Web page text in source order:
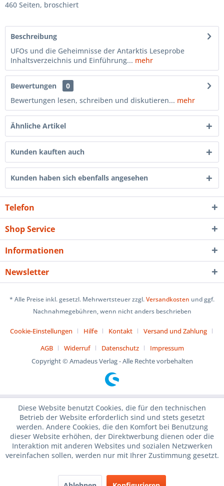
460 Seiten, broschiert
Beschreibung
UFOs und die Geheimnisse der Antarktis Leseprobe
Inhaltsverzeichnis und Einführung... mehr
Bewertungen
0
Bewertungen lesen, schreiben und diskutieren... mehr
Ähnliche Artikel
Kunden kauften auch
Kunden haben sich ebenfalls angesehen
Telefon
Shop Service
Informationen
Newsletter
* Alle Preise inkl. gesetzl. Mehrwertsteuer zzgl.Versandkosten und ggf.
Nachnahmegebühren, wenn nicht anders beschrieben
Cookie-Einstellungen Hilfe Kontakt
Versand und Zahlung
AGB
Widerruf Datenschutz
Impressum
Copyright © Amadeus Verlag - Alle Rechte vorbehalten
Diese Website benutzt Cookies, die für den technischen
Betrieb der Website erforderlich sind und stets gesetzt
werden. Andere Cookies, die den Komfort bei Benutzung
dieser Website erhöhen, der Direktwerbung dienen oder die
Interaktion mit anderen Websites und sozialen Netzwerken
vereinfachen sollen, werden nur mit Ihrer Zustimmung gesetzt.